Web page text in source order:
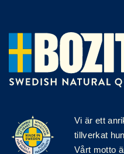
Vi är ett
tillverkat
Vårt motto